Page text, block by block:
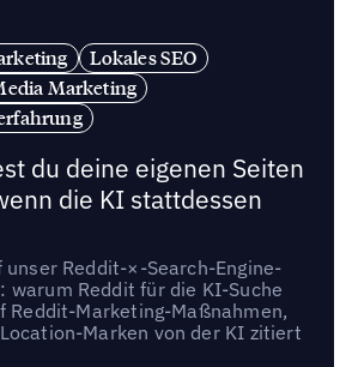
Lokales SEO
Marketing
du deine eigenen Seiten
die KI stattdessen
unser Reddit-×-Search-Engine-
warum Reddit für die KI-Suche
Reddit-Marketing-Maßnahmen,
Marken von der KI zitiert